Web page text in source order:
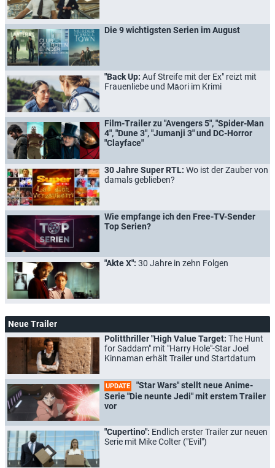
Die 9 wichtigsten Serien im August
"Back Up: Auf Streife mit der Ex" reizt mit
Frauenliebe und Māori im Krimi
Film-Trailer zu "Avengers 5", "Spider-Man
4", "Dune 3", "Jumanji 3" und DC-Horror
"Clayface"
30 Jahre Super RTL: Wo ist der Zauber von
damals geblieben?
Wie empfange ich den Free-TV-Sender
Top Serien?
"Akte X": 30 Jahre in zehn Folgen
Neue Trailer
Politthriller "High Value Target: The Hunt
for Saddam" mit "Harry Hole"-Star Joel
Kinnaman erhält Trailer und Startdatum
UPDATE
"Star Wars" stellt neue Anime-
Serie "Die neunte Jedi" mit erstem Trailer
vor
"Cupertino": Endlich erster Trailer zur neuen
Serie mit Mike Colter ("Evil")